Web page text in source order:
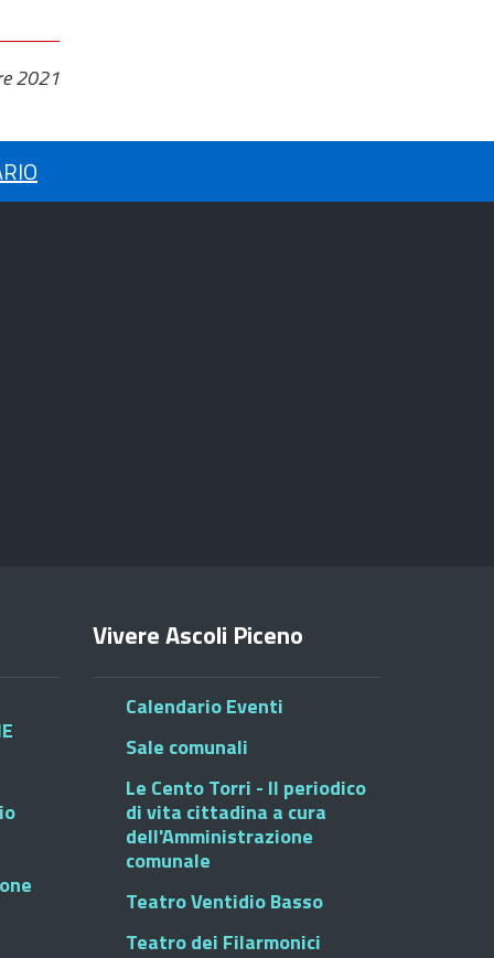
2021
Vivere Ascoli Piceno
Calendario Eventi
Sale comunali
Le Cento Torri - Il periodico
di vita cittadina a cura
dell'Amministrazione
comunale
Teatro Ventidio Basso
Teatro dei Filarmonici